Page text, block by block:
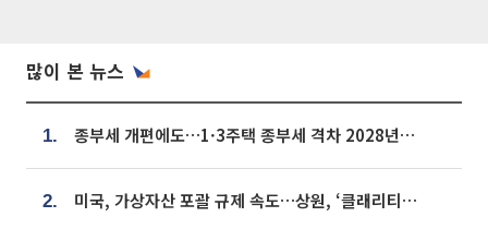
많이 본 뉴스
1. 종부세 개편에도…1·3주택 종부세 격차 2028년부터 확대
2. 미국, 가상자산 포괄 규제 속도…상원, ‘클래리티법’ 9월 절차투표 추진